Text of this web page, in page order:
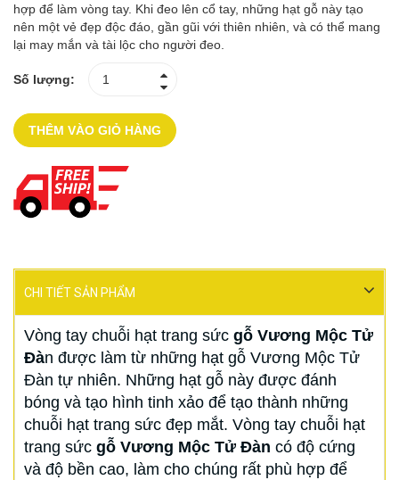
hợp để làm vòng tay. Khi đeo lên cổ tay, những hạt gỗ này tạo
nên một vẻ đẹp độc đáo, gần gũi với thiên nhiên, và có thể mang
lại may mắn và tài lộc cho người đeo.
Số lượng:
THÊM VÀO GIỎ HÀNG
CHI TIẾT SẢN PHẨM
Vòng tay chuỗi hạt trang sức gỗ Vương Mộc Tử
Đàn được làm từ những hạt gỗ Vương Mộc Tử
Đàn tự nhiên. Những hạt gỗ này được đánh
bóng và tạo hình tinh xảo để tạo thành những
chuỗi hạt trang sức đẹp mắt. Vòng tay chuỗi hạt
trang sức gỗ Vương Mộc Tử Đàn có độ cứng
và độ bền cao, làm cho chúng rất phù hợp để